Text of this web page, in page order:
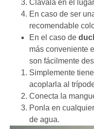
Clavalá en el
En caso de ser
recomendable
En el caso de
más conveniente
son fácilmente
Simplemente
acoplarla al
Conecta la
Ponla en
de agua.